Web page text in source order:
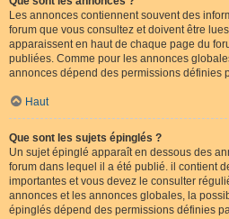
Les annonces contiennent souvent des
forum que vous consultez et doivent être
apparaissent en haut de chaque page du
publiées. Comme pour les annonces
annonces dépend des permissions définies
Haut
Que sont les sujets épinglés ?
Un sujet épinglé apparaît en dessous des
forum dans lequel il a été publié. il contient
importantes et vous devez le consulter
annonces et les annonces globales, la
épinglés dépend des permissions définies